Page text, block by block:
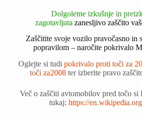
Dolgoletne izkušnje in
zagotavljatazanesljivo zaščito
Zaščitite svoje vozilo pravočasno in
popravilom – naročite pokrivalo
Oglejte si tudi pokrivalo proti toči za
toči za2008ter izberite pravo
Več o zaščiti avtomobilov pred točo si
tukaj: https://